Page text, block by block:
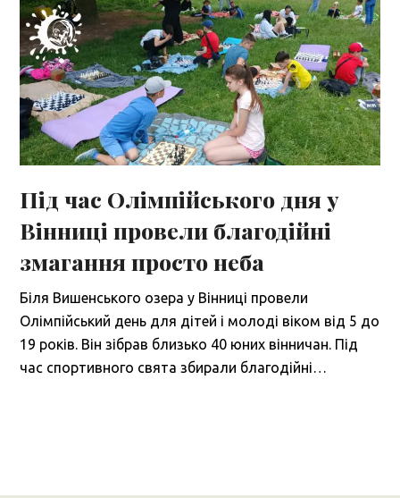
Під час Олімпійського дня у
Вінниці провели благодійні
змагання просто неба
Біля Вишенського озера у Вінниці провели
Олімпійський день для дітей і молоді віком від 5 до
19 років. Він зібрав близько 40 юних вінничан. Під
час спортивного свята збирали благодійні…